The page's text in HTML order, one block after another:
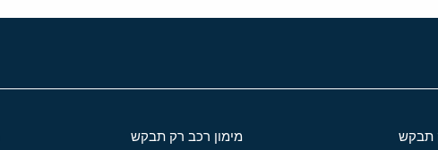
תבקש מימון רכב רק תבקש